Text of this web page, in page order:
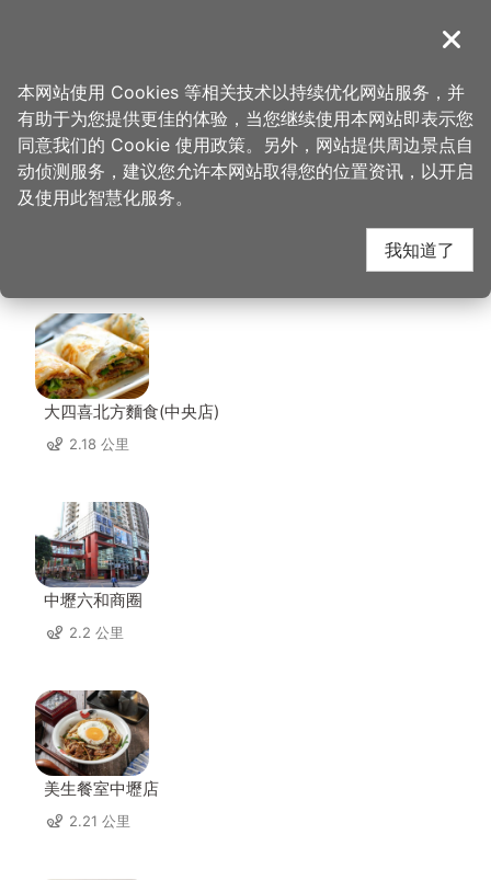
導覽
首页 > 想去的地方 > 美食、购物 > 复兴航栈-平镇文化公园店
复兴航栈-平镇文化公
园店 周边店家
大四喜北方麵食(中央店)
2.18 公里
中壢六和商圈
2.2 公里
美生餐室中壢店
2.21 公里
关闭
本网站使用 Cookies 等相关技术以持续优化网站服务，并
有助于为您提供更佳的体验，当您继续使用本网站即表示您
同意我们的 Cookie 使用政策。另外，网站提供周边景点自
动侦测服务，建议您允许本网站取得您的位置资讯，以开启
及使用此智慧化服务。
我知道了